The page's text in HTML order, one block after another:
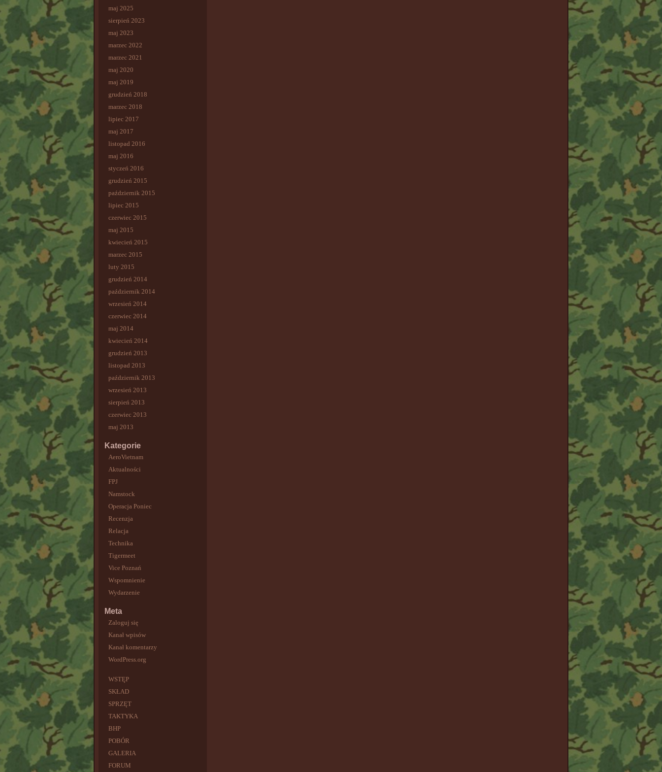
maj 2025
sierpień 2023
maj 2023
marzec 2022
marzec 2021
maj 2020
maj 2019
grudzień 2018
marzec 2018
lipiec 2017
maj 2017
listopad 2016
maj 2016
styczeń 2016
grudzień 2015
październik 2015
lipiec 2015
czerwiec 2015
maj 2015
kwiecień 2015
marzec 2015
luty 2015
grudzień 2014
październik 2014
wrzesień 2014
czerwiec 2014
maj 2014
kwiecień 2014
grudzień 2013
listopad 2013
październik 2013
wrzesień 2013
sierpień 2013
czerwiec 2013
maj 2013
Kategorie
AeroVietnam
Aktualności
FPJ
Namstock
Operacja Poniec
Recenzja
Relacja
Technika
Tigermeet
Vice Poznań
Wspomnienie
Wydarzenie
Meta
Zaloguj się
Kanał wpisów
Kanał komentarzy
WordPress.org
WSTĘP
SKŁAD
SPRZĘT
TAKTYKA
BHP
POBÓR
GALERIA
FORUM